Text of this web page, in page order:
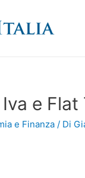
e
e Finanza / Di